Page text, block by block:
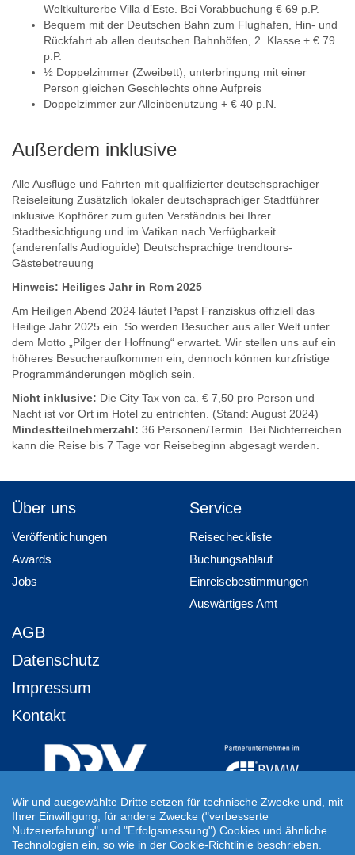
Weltkulturerbe Villa d’Este. Bei Vorabbuchung € 69 p.P.
Bequem mit der Deutschen Bahn zum Flughafen, Hin- und
Rückfahrt ab allen deutschen Bahnhöfen, 2. Klasse + € 79
p.P.
½ Doppelzimmer (Zweibett), unterbringung mit einer
Person gleichen Geschlechts ohne Aufpreis
Doppelzimmer zur Alleinbenutzung + € 40 p.N.
Außerdem inklusive
Alle Ausflüge und Fahrten mit qualifizierter deutschsprachiger
Reiseleitung Zusätzlich lokaler deutschsprachiger Stadtführer
inklusive Kopfhörer zum guten Verständnis bei Ihrer
Stadtbesichtigung und im Vatikan nach Verfügbarkeit
(anderenfalls Audioguide) Deutschsprachige trendtours-
Gästebetreuung
Hinweis: Heiliges Jahr in Rom 2025
Am Heiligen Abend 2024 läutet Papst Franziskus offiziell das
Heilige Jahr 2025 ein. So werden Besucher aus aller Welt unter
dem Motto „Pilger der Hoffnung“ erwartet. Wir stellen uns auf ein
höheres Besucheraufkommen ein, dennoch können kurzfristige
Programmänderungen möglich sein.
Nicht inklusive: Die City Tax von ca. € 7,50 pro Person und
Nacht ist vor Ort im Hotel zu entrichten. (Stand: August 2024)
Mindestteilnehmerzahl: 36 Personen/Termin. Bei Nichterreichen
kann die Reise bis 7 Tage vor Reisebeginn abgesagt werden.
Über uns
Veröffentlichungen
Awards
Jobs
Service
Reisecheckliste
Buchungsablauf
Einreisebestimmungen
Auswärtiges Amt
AGB
Datenschutz
Impressum
Kontakt
Ihre Individuelle Reiseanfrage
Auf Ihre ganz persönlichen Vorstellungen abgestimmt!
Wir und ausgewählte Dritte setzen für technische Zwecke und, mit
Ihrer Einwilligung, für andere Zwecke ("verbesserte
Nutzererfahrung" und "Erfolgsmessung") Cookies und ähnliche
Technologien ein, so wie in der Cookie-Richtlinie beschrieben.